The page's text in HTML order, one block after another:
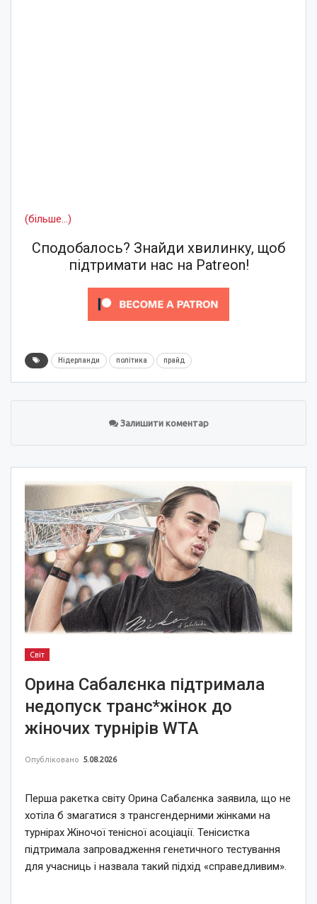
(більше…)
Сподобалось? Знайди хвилинку, щоб
підтримати нас на Patreon!
Нідерланди політика прайд
Залишити коментар
Світ
Орина Сабалєнка підтримала
недопуск транс*жінок до
жіночих турнірів WTA
Опубліковано 5.08.2026
Перша ракетка світу Орина Сабалєнка заявила, що не
хотіла б змагатися з трансгендерними жінками на
турнірах Жіночої тенісної асоціації. Тенісистка
підтримала запровадження генетичного тестування
для учасниць і назвала такий підхід «справедливим».